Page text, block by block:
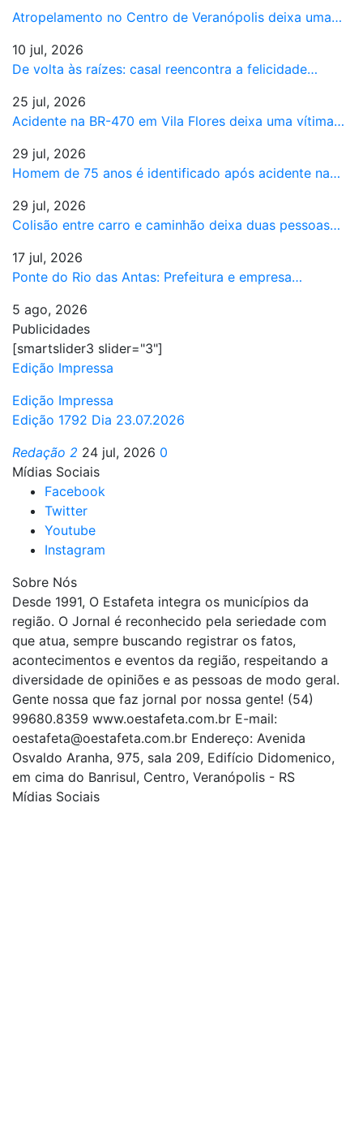
Atropelamento no Centro de Veranópolis deixa uma…
10 jul, 2026
De volta às raízes: casal reencontra a felicidade…
25 jul, 2026
Acidente na BR-470 em Vila Flores deixa uma vítima…
29 jul, 2026
Homem de 75 anos é identificado após acidente na…
29 jul, 2026
Colisão entre carro e caminhão deixa duas pessoas…
17 jul, 2026
Ponte do Rio das Antas: Prefeitura e empresa…
5 ago, 2026
Publicidades
[smartslider3 slider="3"]
Edição Impressa
Edição Impressa
Edição 1792 Dia 23.07.2026
Redação 2 24 jul, 2026 0
Mídias Sociais
Facebook
Twitter
Youtube
Instagram
Sobre Nós
Desde 1991, O Estafeta integra os municípios da
região. O Jornal é reconhecido pela seriedade com
que atua, sempre buscando registrar os fatos,
acontecimentos e eventos da região, respeitando a
diversidade de opiniões e as pessoas de modo geral.
Gente nossa que faz jornal por nossa gente! (54)
99680.8359 www.oestafeta.com.br E-mail:
oestafeta@oestafeta.com.br Endereço: Avenida
Osvaldo Aranha, 975, sala 209, Edifício Didomenico,
em cima do Banrisul, Centro, Veranópolis - RS
Mídias Sociais